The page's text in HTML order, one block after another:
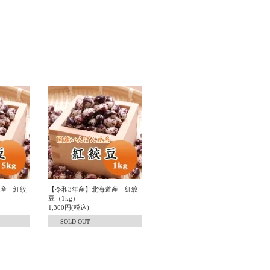
産 紅絞
【令和3年産】北海道産 紅絞
豆（1kg）
1,300円(税込)
SOLD OUT